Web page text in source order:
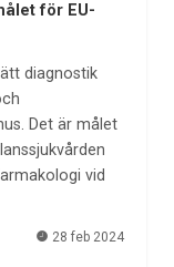
för EU-
diagnostik
Det är målet
vid
28 feb 2024